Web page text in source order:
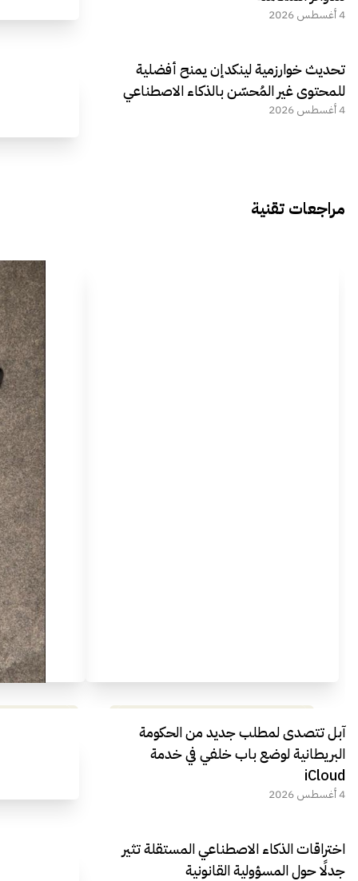
4 أغسطس 2026
تحديث خوارزمية لينكدإن يمنح أفضلية
للمحتوى غير المُحسّن بالذكاء الاصطناعي
4 أغسطس 2026
مراجعات تقنية
مراجعة شاملة لعملاق الألعاب
الجديد REDMAGIC 11 AIR
آبل تتصدى لمطلب جديد من الحكومة
البريطانية لوضع باب خلفي في خدمة
iCloud
4 أغسطس 2026
اختراقات الذكاء الاصطناعي المستقلة تثير
جدلًا حول المسؤولية القانونية